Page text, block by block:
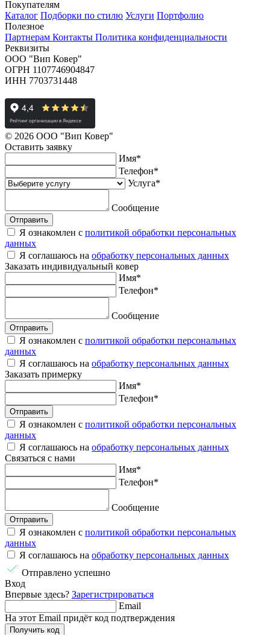
Покупателям
Каталог Подборки по стилю Услуги Портфолио
Полезное
Партнерам Контакты Политика конфиденциальности
Реквизиты
ООО "Вип Ковер"
ОГРН 1107746904847
ИНН 7703731448
© 2026 ООО "Вип Ковер"
Оставить заявку
Имя*
Телефон*
Услуга*
Сообщение
Отправить
Я ознакомлен с политикой обработки персональных
данных
Я соглашаюсь на обработку персональных данных
Заказать индивидуальный ковер
Имя*
Телефон*
Сообщение
Отправить
Я ознакомлен с политикой обработки персональных
данных
Я соглашаюсь на обработку персональных данных
Заказать примерку
Имя*
Телефон*
Отправить
Я ознакомлен с политикой обработки персональных
данных
Я соглашаюсь на обработку персональных данных
Связаться с нами
Имя*
Телефон*
Сообщение
Отправить
Я ознакомлен с политикой обработки персональных
данных
Я соглашаюсь на обработку персональных данных
Отправлено успешно
Вход
Впервые здесь? Зарегистрироваться
Email
На этот Email придёт код подтверждения
Получить код